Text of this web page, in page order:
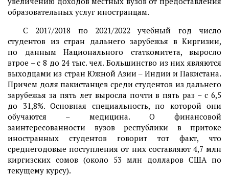
образовательных услуг иностранцам.
С 2017/2018 по 2021/2022 учебный год число
студентов из стран дальнего зарубежья в Киргизии,
по данным Национального статкомитета, выросло
втрое – с 8 до 24 тыс. чел. Большинство из них являются
выходцами из стран Южной Азии – Индии и Пакистана.
Причем доля пакистанцев среди студентов из дальнего
зарубежья за пять лет выросла почти в пять раз – с 6,5
до 31,8%. Основная специальность, по которой они
обучаются – медицина. О финансовой
заинтересованности вузов республики в притоке
иностранных студентов говорит тот факт, что
среднегодовые поступления от них составляют 4,7 млн
киргизских сомов (около 53 млн долларов США по
текущему курсу).